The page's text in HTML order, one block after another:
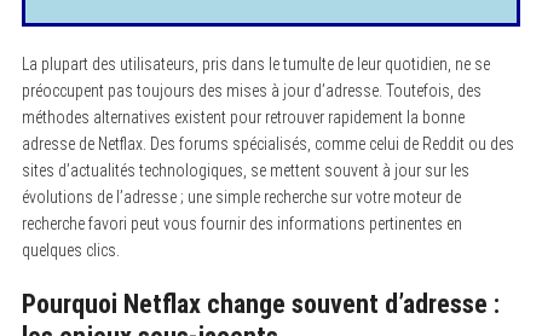
La plupart des utilisateurs, pris dans le tumulte de leur quotidien, ne se
préoccupent pas toujours des mises à jour d’adresse. Toutefois, des
méthodes alternatives existent pour retrouver rapidement la bonne
adresse de Netflax. Des forums spécialisés, comme celui de Reddit ou des
sites d’actualités technologiques, se mettent souvent à jour sur les
évolutions de l’adresse ; une simple recherche sur votre moteur de
recherche favori peut vous fournir des informations pertinentes en
quelques clics.
Pourquoi Netflax change souvent d’adresse :